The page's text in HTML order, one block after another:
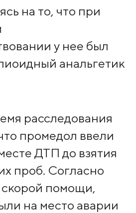
на то, что при
у нее был
анальгетик
расследования
промедол ввели
ДТП до взятия
проб. Согласно
скорой помощи,
на место аварии